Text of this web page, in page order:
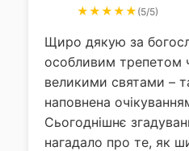
★★★★★ (5/5)
Щиро дякую за
особливим трепетом
великими святами –
наповнена
Сьогоднішнє
нагадало про те, як